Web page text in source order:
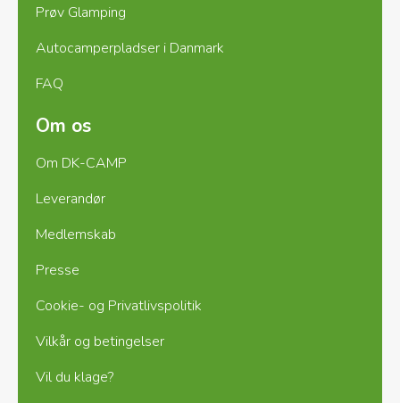
Prøv Glamping
Autocamperpladser i Danmark
FAQ
Om os
Om DK-CAMP
Leverandør
Medlemskab
Presse
Cookie- og Privatlivspolitik
Vilkår og betingelser
Vil du klage?